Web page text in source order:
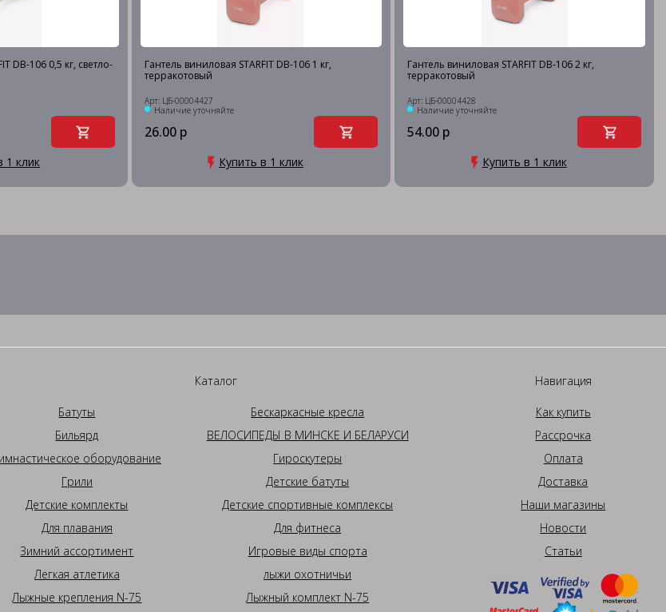
DB-106 0,5 кг, светло-
1 клик
Гантель виниловая STARFIT DB-106 1 кг,
терракотовый
Арт: ЦБ-00004427
Наличие уточняйте
26.00 р
Купить в 1 клик
Гантель виниловая STARFIT DB-106 2 кг,
терракотовый
Арт: ЦБ-00004428
Наличие уточняйте
54.00 р
Купить в 1 клик
Каталог
Батуты
Бескаркасные кресла
Бильярд
ВЕЛОСИПЕДЫ В МИНСКЕ И БЕЛАРУСИ
оборудование
Гироскутеры
Грили
Детские батуты
Детские комплекты
Детские спортивные комплексы
Для плавания
Для фитнеса
Зимний ассортимент
Игровые виды спорта
Легкая атлетика
лыжи охотничьи
Лыжные крепления N-75
Лыжный комплект N-75
Навигация
Как купить
Рассрочка
Оплата
Доставка
Наши магазины
Новости
Статьи